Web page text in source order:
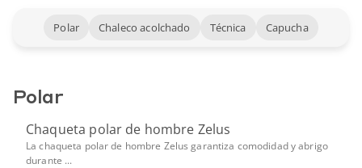
Polar Chaleco acolchado Técnica Capucha
Polar
Chaqueta polar de hombre Zelus
La chaqueta polar de hombre Zelus garantiza comodidad y abrigo
durante ...